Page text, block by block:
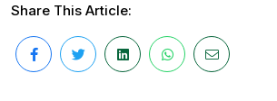
Share This Article: